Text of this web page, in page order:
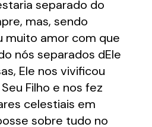
separado do
mas, sendo
muito amor com que
nós separados dEle
Ele nos vivificou
Filho e nos fez
celestiais em
sobre tudo no